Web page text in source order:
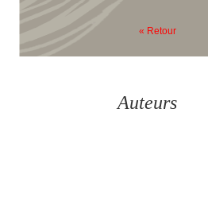
« Retour
Auteurs